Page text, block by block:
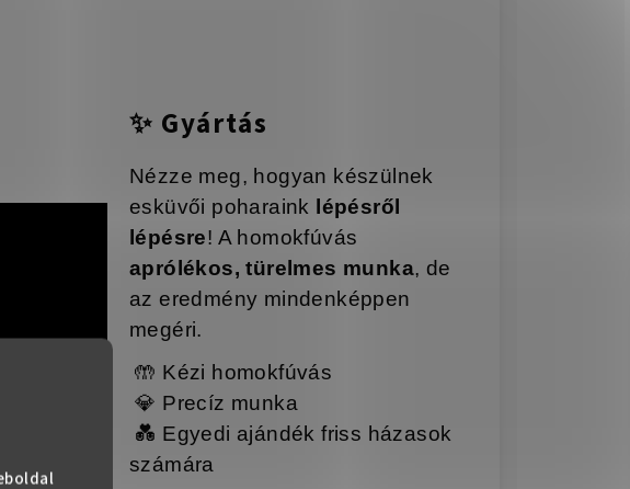
✨ Gyártás
Nézze meg, hogyan készülnek
esküvői poharaink
lépésről
lépésre! A homokfúvás
aprólékos, türelmes munka, de
az eredmény mindenképpen
megéri.
🤲 Kézi homokfúvás
💎 Precíz munka
💑 Egyedi ajándék friss házasok
számára